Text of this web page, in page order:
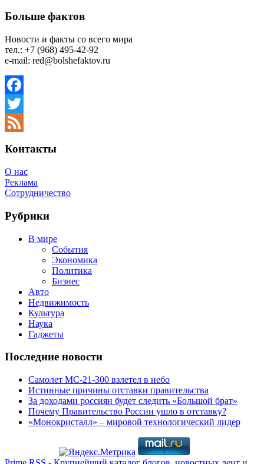
Больше фактов
Новости и факты со всего мира
тел.: +7 (968) 495-42-92
e-mail: red@bolshefaktov.ru
Facebook
Twitter
Контакты
О нас
Реклама
Сотрудничество
Рубрики
В мире
События
Экономика
Политика
Бизнес
Авто
Недвижимость
Культура
Наука
Гаджеты
Последние новости
Самолет МС-21-300 взлетел в небо
Истинные причины отставки правительства
За доходами россиян будет следить «Большой брат»
Почему Правительство России ушло в отставку?
«Монокристалл» – мировой технологический лидер